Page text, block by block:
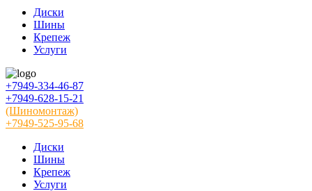
Диски
Шины
Крепеж
Услуги
+7949-334-46-87
+7949-628-15-21
(Шиномонтаж)
+7949-525-95-68
Диски
Шины
Крепеж
Услуги